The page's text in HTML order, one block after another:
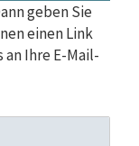
geben Sie
einen Link
Ihre E-Mail-